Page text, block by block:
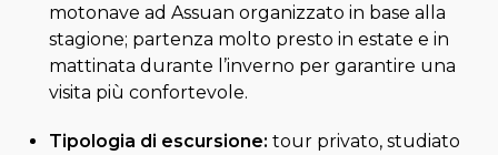
motonave ad Assuan organizzato in base alla
stagione; partenza molto presto in estate e in
mattinata durante l’inverno per garantire una
visita più confortevole.
Tipologia di escursione: tour privato, studiato